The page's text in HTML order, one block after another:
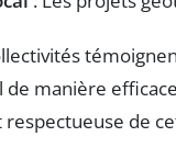
manière
de